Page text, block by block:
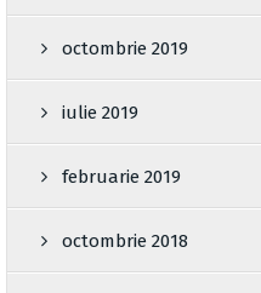
octombrie 2019
iulie 2019
februarie 2019
octombrie 2018